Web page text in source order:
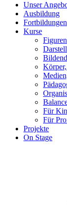
Unser
Ausbildung
Fortbildungen
Kurse
Für
Für
Projekte
On Stage